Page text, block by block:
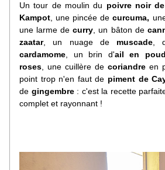
Un tour de moulin du poivre noir
Kampot , une pincée de curcuma,
une larme de curry , un bâton de
zaatar, un nuage de muscade
cardamome , un brin d'ail en
roses , une cuillère de coriandre en
point trop n'en faut de piment de
de gingembre : c'est la recette
complet et rayonnant !